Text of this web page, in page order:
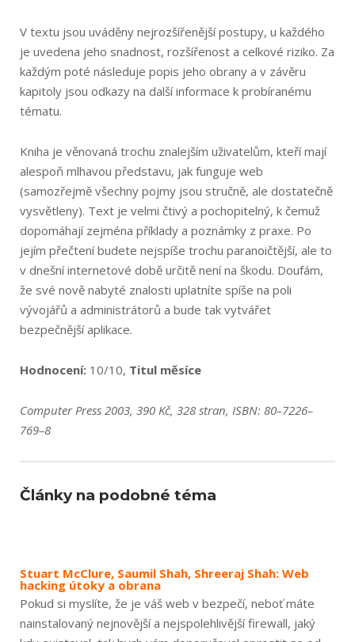
V textu jsou uváděny nejrozšířenější postupy, u každého
je uvedena jeho snadnost, rozšířenost a celkové riziko. Za
každým poté následuje popis jeho obrany a v závěru
kapitoly jsou odkazy na další informace k probíranému
tématu.
Kniha je věnovaná trochu znalejším uživatelům, kteří mají
alespoň mlhavou představu, jak funguje web
(samozřejmě všechny pojmy jsou stručně, ale dostatečně
vysvětleny). Text je velmi čtivý a pochopitelný, k čemuž
dopomáhají zejména příklady a poznámky z praxe. Po
jejím přečtení budete nejspíše trochu paranoičtější, ale to
v dnešní internetové době určitě není na škodu. Doufám,
že své nově nabyté znalosti uplatníte spíše na poli
vývojářů a administrátorů a bude tak vytvářet
bezpečnější aplikace.
Hodnocení: 10/10, Titul měsíce
Computer Press 2003, 390 Kč, 328 stran, ISBN: 80–7226–
769–8
Články na podobné téma
Stuart McClure, Saumil Shah, Shreeraj Shah: Web
hacking útoky a obrana
Pokud si myslíte, že je váš web v bezpečí, neboť máte
nainstalovaný nejnovější a nejspolehlivější firewall, jaký